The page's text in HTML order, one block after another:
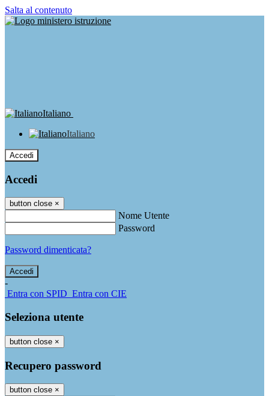
Salta al contenuto
Italiano
Italiano
Accedi
Accedi
button close ×
Nome Utente
Password
Password dimenticata?
-
Entra con SPID Entra con CIE
Seleziona utente
button close ×
Recupero password
button close ×